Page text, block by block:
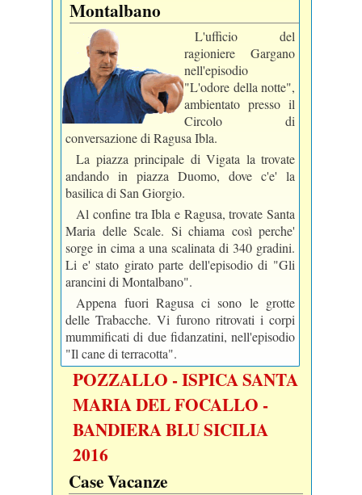
Montalbano
L'ufficio del
ragioniere Gargano
nell'episodio
"L'odore della notte",
ambientato presso il
Circolo di
conversazione di Ragusa Ibla.
La piazza principale di Vigata la trovate
andando in piazza Duomo, dove c'e' la
basilica di San Giorgio.
Al confine tra Ibla e Ragusa, trovate Santa
Maria delle Scale. Si chiama così perche'
sorge in cima a una scalinata di 340 gradini.
Li e' stato girato parte dell'episodio di "Gli
arancini di Montalbano".
Appena fuori Ragusa ci sono le grotte
delle Trabacche. Vi furono ritrovati i corpi
mummificati di due fidanzatini, nell'episodio
"Il cane di terracotta".
POZZALLO - ISPICA SANTA
MARIA DEL FOCALLO -
BANDIERA BLU SICILIA
2016
Case Vacanze